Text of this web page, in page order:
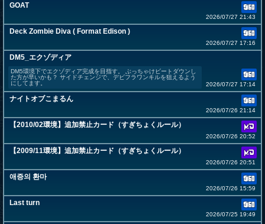
GOAT
2026/07/27 21:43
Deck Zombie Diva ( Format Edison )
2026/07/27 17:16
DM5_エクゾディア
DM5環境下でエクゾディア完成を目指す。 ぶっちゃけビートダウンし
た方が早いかも？ サイドチェンジで、デビフラワンキルを狙えるよう
にしてます。
2026/07/27 17:14
ナイトオブこまるん
2026/07/26 21:14
【2010/02環境】追加禁止カード（すぎちょくルール）
2026/07/26 20:52
【2009/11環境】追加禁止カード（すぎちょくルール）
2026/07/26 20:51
애증의 환마
2026/07/26 15:59
Last turn
2026/07/25 19:49